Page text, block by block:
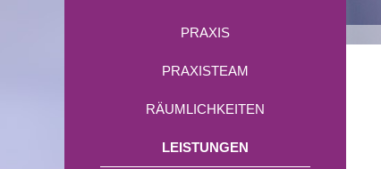
PRAXIS
PRAXISTEAM
RÄUMLICHKEITEN
LEISTUNGEN